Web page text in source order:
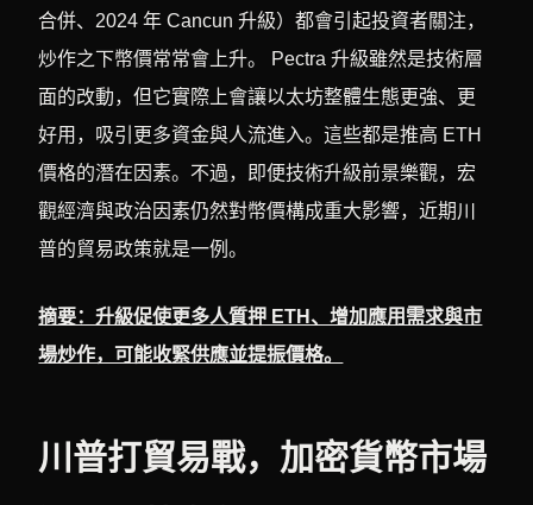
合併、2024 年 Cancun 升級）都會引起投資者關注，
炒作之下幣價常常會上升。 Pectra 升級雖然是技術層
面的改動，但它實際上會讓以太坊整體生態更強、更
好用，吸引更多資金與人流進入。這些都是推高 ETH
價格的潛在因素。不過，即便技術升級前景樂觀，宏
觀經濟與政治因素仍然對幣價構成重大影響，近期川
普的貿易政策就是一例。
摘要：升級促使更多人質押 ETH、增加應用需求與市
場炒作，可能收緊供應並提振價格。
川普打貿易戰，加密貨幣市場